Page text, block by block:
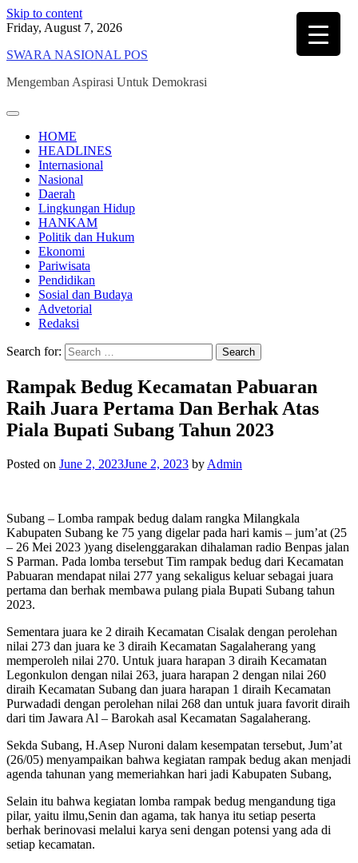
Skip to content
Friday, August 7, 2026
SWARA NASIONAL POS
Mengemban Aspirasi Untuk Demokrasi
HOME
HEADLINES
Internasional
Nasional
Daerah
Lingkungan Hidup
HANKAM
Politik dan Hukum
Ekonomi
Pariwisata
Pendidikan
Sosial dan Budaya
Advetorial
Redaksi
Search for:
Rampak Bedug Kecamatan Pabuaran
Raih Juara Pertama Dan Berhak Atas
Piala Bupati Subang Tahun 2023
Posted on June 2, 2023June 2, 2023 by Admin
Subang – Lomba rampak bedug dalam rangka Milangkala
Kabupaten Subang ke 75 yang digelar pada hari kamis – jum’at (25
– 26 Mei 2023 )yang diselenggarakan dihalaman radio Benpas jalan
S Parman. Pada lomba tersebut Tim rampak bedug dari Kecamatan
Pabuaran mendapat nilai 277 yang sekaligus keluar sebagai juara
pertama dan berhak membawa pulang piala Bupati Subang tahun
2023.
Sementara juara ke 2 diraih Kecamatan Cisalak dengan perolehan
nilai 273 dan juara ke 3 diraih Kecamatan Sagalaherang yang
memperoleh nilai 270. Untuk juara harapan 3 diraih Kecamatan
Legonkulon dengan nilai 263, juara harapan 2 dengan nilai 260
diraih Kecamatan Subang dan juara harapan 1 diraih Kecamatan
Purwadadi dengan perolehan nilai 268 dan untuk juara favorit diraih
dari tim Jawara Al – Barokah asal Kecamatan Sagalaherang.
Sekda Subang, H.Asep Nuroni dalam kesempatan tersebut, Jum’at
(26/05) menyampaikan bahwa kegiatan rampak bedug akan menjadi
agenda tahunan yang memeriahkan hari jadi Kabupaten Subang,
Selain itu bahwa kegiatan lomba rampak bedug mengandung tiga
pilar, yaitu ilmu,Senin dan agama, tak hanya itu setiap peserta
berhak berinovasi melalui karya seni dengan potensi yang ada di
setiap kecamatan.